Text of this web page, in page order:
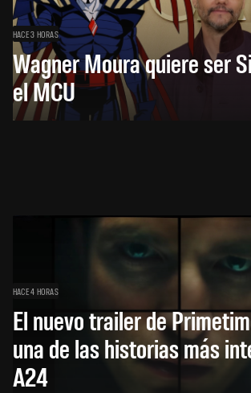
HACE 3 HORAS
Wagner Moura quiere ser
el MCU
HACE 4 HORAS
El nuevo trailer de
una de las historias más
A24